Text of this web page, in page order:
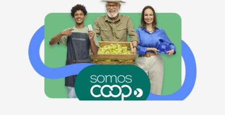
05/08/2026
AnuárioCoop 2026 amplia visibilidade do
cooperativismo na imprensa
Representação
Cooperativas de crédito ultrapassam R$ 1,16 trilhão
em ativos